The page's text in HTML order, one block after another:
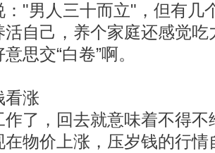
男人三十而立"，但有几
活自己，养个家庭还感觉
思交“白卷”啊。
涨
，回去就意味着不得不
在物价上涨，压岁钱的行